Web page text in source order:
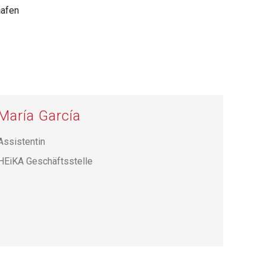
García
HEiKA Geschäftsstelle